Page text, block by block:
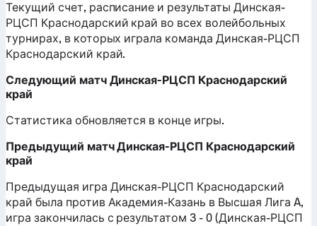
Текущий счет, расписание и результаты Динская-
РЦСП Краснодарский край во всех волейбольных
турнирах, в которых играла команда Динская-РЦСП
Краснодарский край.
Следующий матч Динская-РЦСП Краснодарский
край
Статистика обновляется в конце игры.
Предыдущий матч Динская-РЦСП Краснодарский
край
Предыдущая игра Динская-РЦСП Краснодарский
край была против Академия-Казань в Высшая Лига A,
игра закончилась с результатом 3 - 0 (Динская-РЦСП